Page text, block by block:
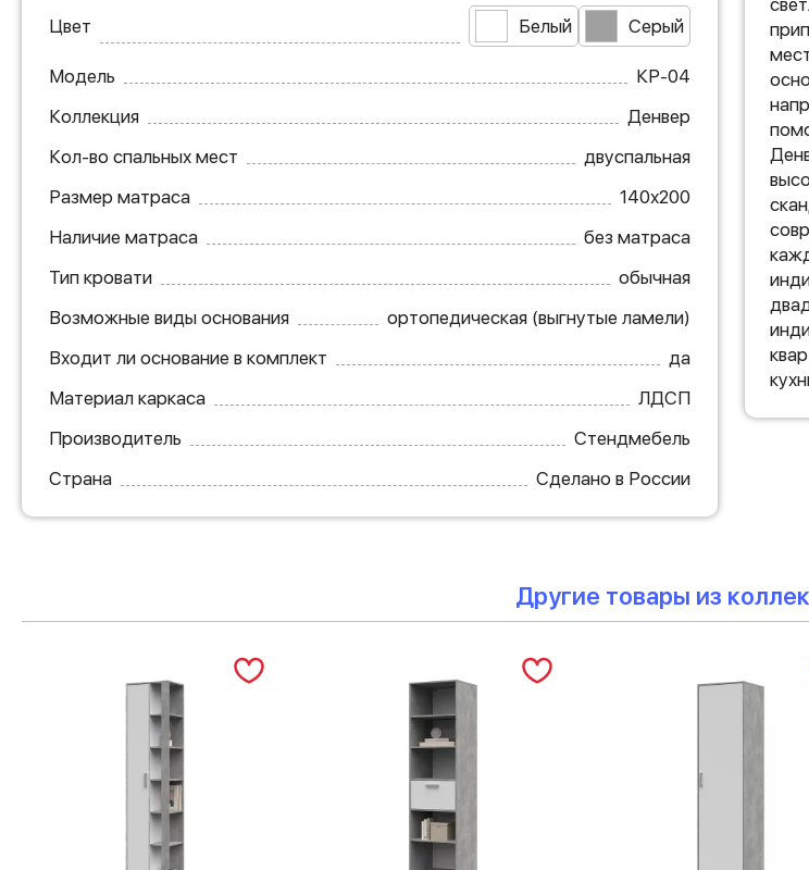
Цвет Белый Серый
Модель
КР-04
Коллекция
Денвер
Кол-во спальных мест
двуспальная
Размер матраса
140х200
Наличие матраса
без матраса
Тип кровати
обычная
Возможные виды основания
ортопедическая (выгнутые ламели)
Входит ли основание в комплект
да
Материал каркаса
ЛДСП
Производитель
Стендмебель
Страна
Сделано в России
Другие товары из